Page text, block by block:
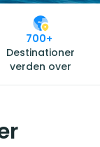
700+
Destinationer
verden over